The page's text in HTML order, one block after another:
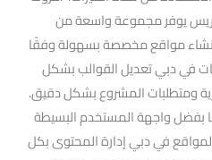
يوفر مجموعة واسعة من
مواقع مخصصة بسهولة وفقًا
في دبي تعديل القوالب بشكل
ومتطلبات المشروع بشكل دقيق.
بفضل واجهة المستخدم البسيطة
في دبي إدارة المحتوى بكل